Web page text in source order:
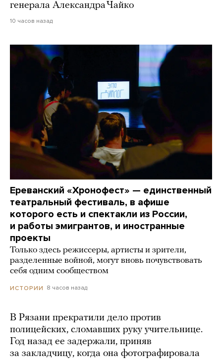
генерала Александра Чайко
10 часов назад
Ереванский «Хронофест» — единственный
театральный фестиваль, в афише
которого есть и спектакли из России,
и работы эмигрантов, и иностранные
проекты
Только здесь режиссеры, артисты и зрители,
разделенные войной, могут вновь почувствовать
себя одним сообществом
ИСТОРИИ 8 часов назад
В Рязани прекратили дело против
полицейских, сломавших руку учительнице.
Год назад ее задержали, приняв
за закладчицу, когда она фотографировала